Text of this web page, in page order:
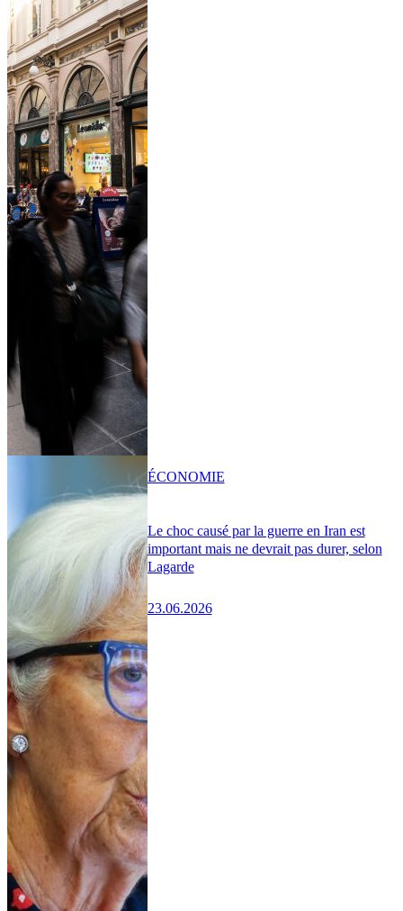
Le choc causé par la guerre en Iran est
important mais ne devrait pas durer, selon
Lagarde
23.06.2026
ÉCONOMIE